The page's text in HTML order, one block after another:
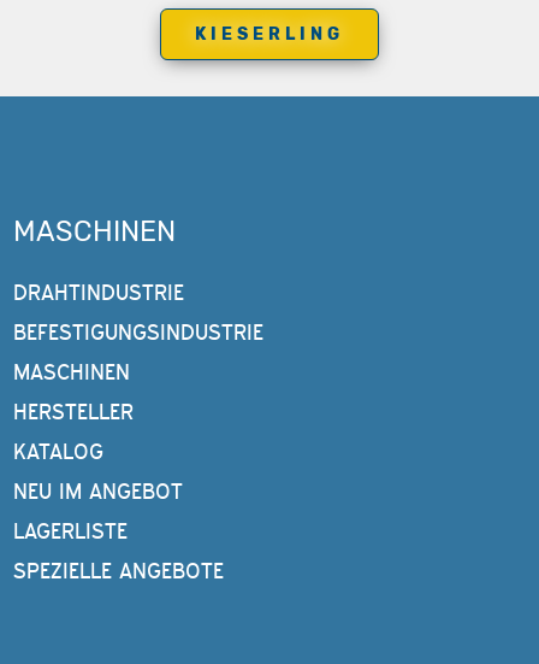
KIESERLING
MASCHINEN
DRAHTINDUSTRIE
BEFESTIGUNGSINDUSTRIE
MASCHINEN
HERSTELLER
KATALOG
NEU IM ANGEBOT
LAGERLISTE
SPEZIELLE ANGEBOTE